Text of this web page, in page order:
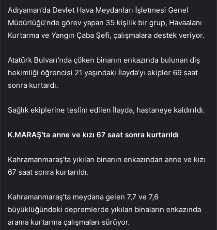
Adıyaman’da Devlet Hava Meydanları İşletmesi Genel
Müdürlüğü’nde görev yapan 35 kişilik bir grup, Havaalanı
Kurtarma ve Yangın Çaba Şefi, çalışmalara destek veriyor.
Atatürk Bulvarı’nda çöken binanın enkazında bulunan diş
hekimliği öğrencisi 21 yaşındaki İlayda’yı ekipler 69 saat
sonra kurtardı.
Sağlık ekiplerine teslim edilen İlayda, hastaneye kaldırıldı.
K.MARAŞ’ta anne ve kızı 67 saat sonra kurtarıldı
Kahramanmaraş’ta yıkılan binanın enkazından anne ve kızı
67 saat sonra kurtarıldı.
Kahramanmaraş’ta meydana gelen 7,7 ve 7,6
büyüklüğündeki depremlerde yıkılan binaların enkazında
arama kurtarma çalışmaları sürüyor.